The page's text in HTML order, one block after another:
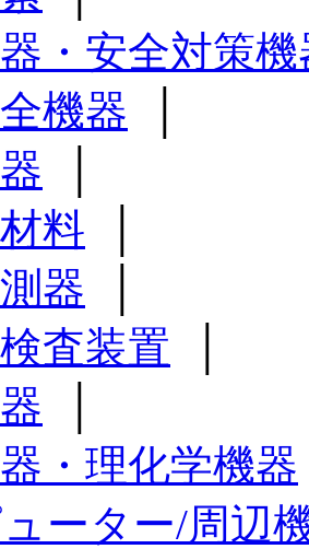
・安全対策機
機器
料
器
査装置
・理化学機器
ーター/周辺